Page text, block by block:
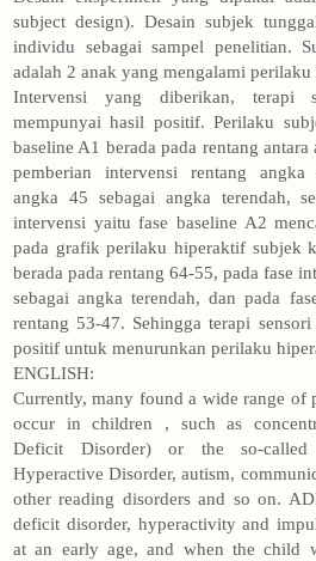
subject design). Desain subjek
individu sebagai sampel penelitian.
adalah 2 anak yang mengalami
Intervensi yang diberikan, terapi
mempunyai hasil positif. Perilaku
baseline A1 berada pada rentang
pemberian intervensi rentang angka
angka 45 sebagai angka terendah,
intervensi yaitu fase baseline A2
pada grafik perilaku hiperaktif subjek
berada pada rentang 64-55, pada fase
sebagai angka terendah, dan pada
rentang 53-47. Sehingga terapi
positif untuk menurunkan perilaku
ENGLISH:
Currently, many found a wide range of
occur in children , such as
Deficit Disorder) or the so-
Hyperactive Disorder, autism,
other reading disorders and so on.
deficit disorder, hyperactivity and
at an early age, and when the child